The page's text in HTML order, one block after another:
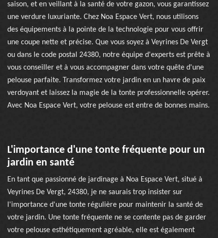
saison, et en veillant à la santé de votre gazon, vous garantissez
une verdure luxuriante. Chez Noa Espace Vert, nous utilisons
des équipements à la pointe de la technologie pour vous offrir
une coupe nette et précise. Que vous soyez à Veyrines De Vergt
ou dans le code postal 24380, notre équipe d'experts est prête à
vous conseiller et à vous accompagner dans votre quête d'une
pelouse parfaite. Transformez votre jardin en un havre de paix
verdoyant et laissez la magie de la tonte professionnelle opérer.
Avec Noa Espace Vert, votre pelouse est entre de bonnes mains.
L'importance d'une tonte fréquente pour un
jardin en santé
En tant que passionné de jardinage à Noa Espace Vert, situé à
Veyrines De Vergt, 24380, je ne saurais trop insister sur
l'importance d'une tonte régulière pour maintenir la santé de
votre jardin. Une tonte fréquente ne se contente pas de garder
votre pelouse esthétiquement agréable, elle est également